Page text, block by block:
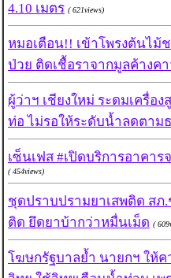
4.10 เมตร ( 621views)
หมอเตือน!! เข้าโพรงต้นไม้
ป่วย ติดเชื้อราจากมูลค้างค
ผู้ว่าฯ เชียงใหม่ ระดมเครื่อ
ท่อ ไม่รอให้ระดับน้ำลดตาม
เซ็นเฟส #เปิดบริการอาคา
( 454views)
ชุดปราบปรามยาเสพติด สภ.
ติด ยึดยาบ้ากว่าหมื่นเม็ด (
โฆษกรัฐบาลย้ำ นายกฯ ให้